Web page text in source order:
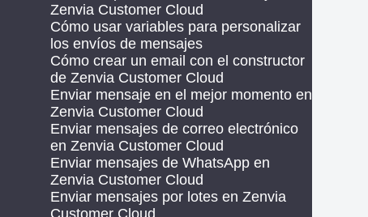
Zenvia Customer Cloud
Cómo usar variables para personalizar
los envíos de mensajes
Cómo crear un email con el constructor
de Zenvia Customer Cloud
Enviar mensaje en el mejor momento en
Zenvia Customer Cloud
Enviar mensajes de correo electrónico
en Zenvia Customer Cloud
Enviar mensajes de WhatsApp en
Zenvia Customer Cloud
Enviar mensajes por lotes en Zenvia
Customer Cloud